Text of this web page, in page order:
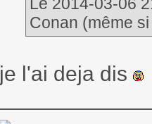
Conan (même
je l'ai deja dis